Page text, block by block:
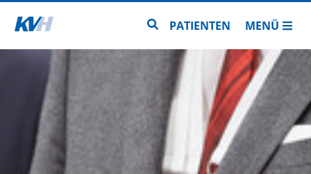
Zur Startseite Zur Seitensuche
PATIENTEN MENÜ